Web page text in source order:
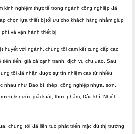
kinh nghiệm thực tế trong ngành công nghiệp đã
chọn lựa thiết bị tối ưu cho khách hàng nhắm giúp
phí và vận hành thiết bị
huyết với ngành, chúng tôi cam kết cung cấp các
tiến, giá cả cạnh tranh, dịch vụ chu đáo. Sau
tôi đã nhận được sự tín nhiệm cao từ nhiều
nhau như Bao bì, thép, công nghiệp nhựa, sơn,
& nước giải khát, thực phẩm, Dầu khí, Nhiệt
chúng tôi đã liên tục phát triển mặc dù thị trường